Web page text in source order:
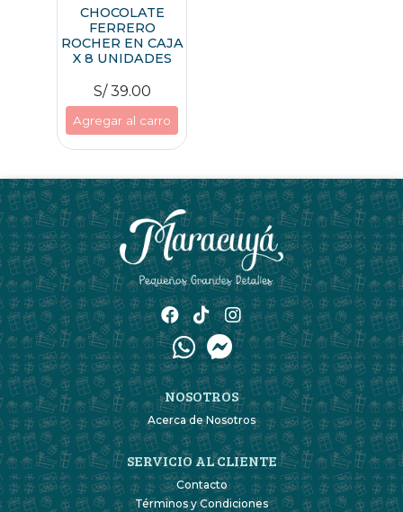
CHOCOLATE
FERRERO
ROCHER EN CAJA
X 8 UNIDADES
S/ 39.00
Agregar al carro
NOSOTROS
Acerca de Nosotros
SERVICIO AL CLIENTE
Contacto
Términos y Condiciones